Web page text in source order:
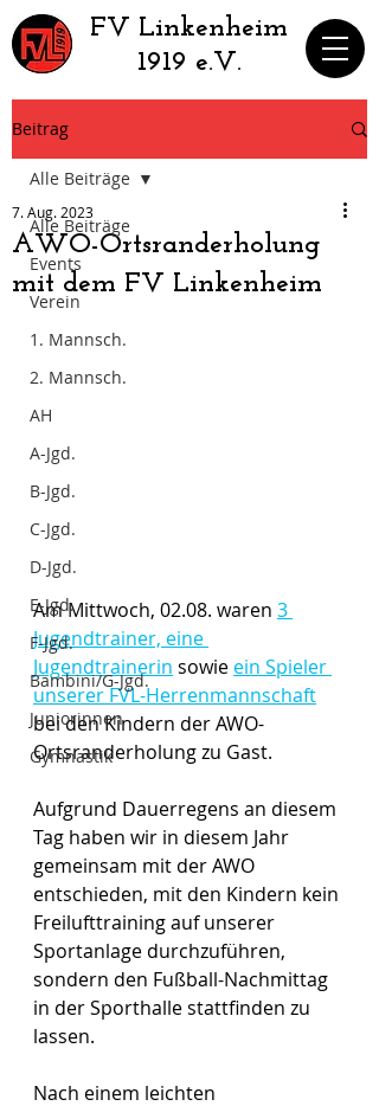
​FV Linkenheim
1919 e.V.
Beitrag
Alle Beiträge
Events
Verein
1. Mannsch.
2. Mannsch.
AH
A-Jgd.
B-Jgd.
C-Jgd.
D-Jgd.
E-Jgd.
F-Jgd.
Bambini/G-Jgd.
Juniorinnen
Gymnastik
Alle Beiträge
AWO-Ortsranderholung
mit dem FV Linkenheim
7. Aug. 2023
Am Mittwoch, 02.08. waren 3
Jugendtrainer, eine
Jugendtrainerin sowie ein Spieler
unserer FVL-Herrenmannschaft
bei den Kindern der AWO-
Ortsranderholung zu Gast.
Aufgrund Dauerregens an diesem
Tag haben wir in diesem Jahr
gemeinsam mit der AWO
entschieden, mit den Kindern kein
Freilufttraining auf unserer
Sportanlage durchzuführen,
sondern den Fußball-Nachmittag
in der Sporthalle stattfinden zu
lassen.
Nach einem leichten